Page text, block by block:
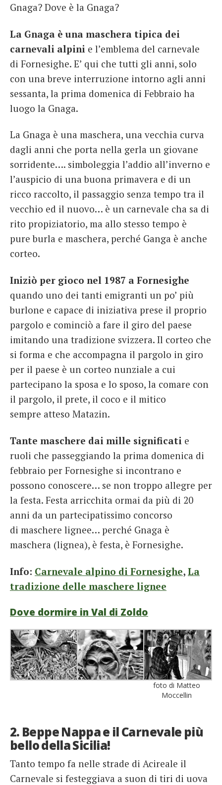
Gnaga? Dove è la Gnaga?
La Gnaga è una maschera tipica dei
carnevali alpini e l’emblema del carnevale
di Fornesighe. E’ qui che tutti gli anni, solo
con una breve interruzione intorno agli anni
sessanta, la prima domenica di Febbraio ha
luogo la Gnaga.
La Gnaga è una maschera, una vecchia curva
dagli anni che porta nella gerla un giovane
sorridente…. simboleggia l’addio all’inverno e
l’auspicio di una buona primavera e di un
ricco raccolto, il passaggio senza tempo tra il
vecchio ed il nuovo… è un carnevale cha sa di
rito propiziatorio, ma allo stesso tempo è
pure burla e maschera, perché Ganga è anche
corteo.
Iniziò per gioco nel 1987 a Fornesighe
quando uno dei tanti emigranti un po’ più
burlone e capace di iniziativa prese il proprio
pargolo e cominciò a fare il giro del paese
imitando una tradizione svizzera. Il corteo che
si forma e che accompagna il pargolo in giro
per il paese è un corteo nunziale a cui
partecipano la sposa e lo sposo, la comare con
il pargolo, il prete, il coco e il mitico
sempre atteso Matazin.
Tante maschere dai mille significati e
ruoli che passeggiando la prima domenica di
febbraio per Fornesighe si incontrano e
possono conoscere… se non troppo allegre per
la festa. Festa arricchita ormai da più di 20
anni da un partecipatissimo concorso
di maschere lignee… perché Gnaga è
maschera (lignea), è festa, è Fornesighe.
Info: Carnevale alpino di Fornesighe, La
tradizione delle maschere lignee
Dove dormire in Val di Zoldo
foto di Matteo
Moccellin
2. Beppe Nappa e il Carnevale più
bello della Sicilia!
Tanto tempo fa nelle strade di Acireale il
Carnevale si festeggiava a suon di tiri di uova